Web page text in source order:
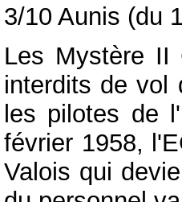
3/10 Aunis (du
Les Mystère II
interdits de vol
les pilotes de
février 1958,
Valois qui